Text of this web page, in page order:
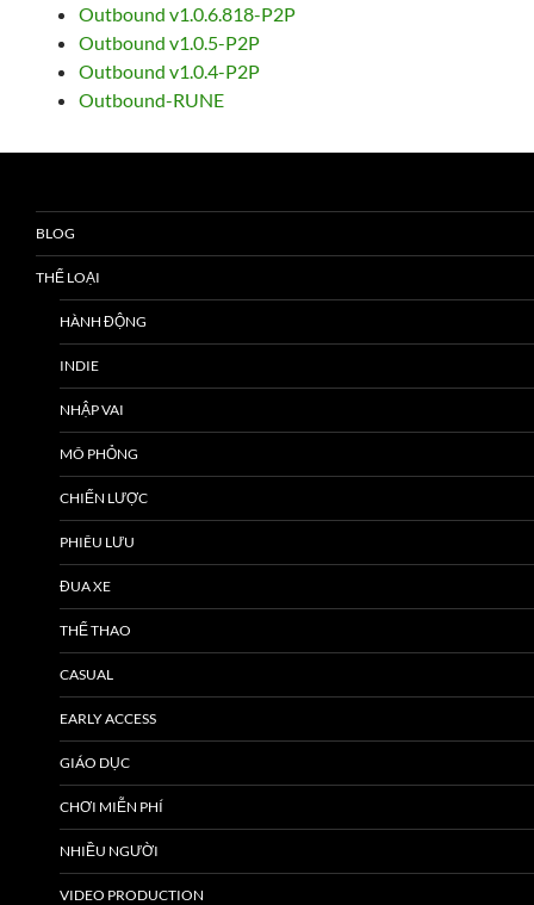
Outbound v1.0.6.818-P2P
Outbound v1.0.5-P2P
Outbound v1.0.4-P2P
Outbound-RUNE
BLOG
THỂ LOẠI
HÀNH ĐỘNG
INDIE
NHẬP VAI
MÔ PHỎNG
CHIẾN LƯỢC
PHIÊU LƯU
ĐUA XE
THỂ THAO
CASUAL
EARLY ACCESS
GIÁO DỤC
CHƠI MIỄN PHÍ
NHIỀU NGƯỜI
VIDEO PRODUCTION